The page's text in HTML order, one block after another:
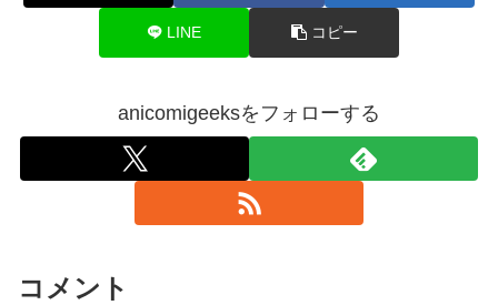
LINE コピー
anicomigeeksをフォローする
コメント